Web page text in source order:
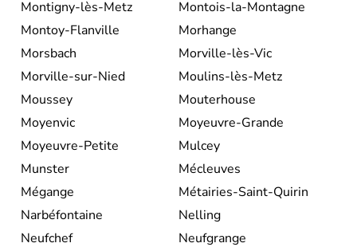
Montigny-lès-Metz
Montois-la-Montagne
Montoy-Flanville
Morhange
Morsbach
Morville-lès-Vic
Morville-sur-Nied
Moulins-lès-Metz
Moussey
Mouterhouse
Moyenvic
Moyeuvre-Grande
Moyeuvre-Petite
Mulcey
Munster
Mécleuves
Mégange
Métairies-Saint-Quirin
Narbéfontaine
Nelling
Neufchef
Neufgrange